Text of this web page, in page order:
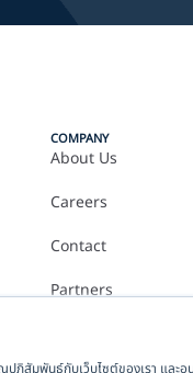
สัมพันธ์กับเว็บไซต์ของเรา และ
COMPANY
About Us
Careers
Contact
Partners